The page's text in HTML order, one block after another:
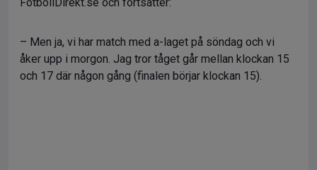
– Men ja, vi har match med a-laget på söndag och vi
åker upp i morgon. Jag tror tåget går mellan klockan 15
och 17 där någon gång (finalen börjar klockan 15).